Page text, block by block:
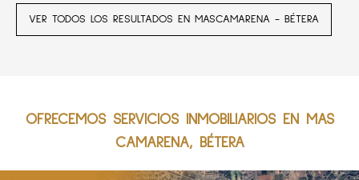
VER TODOS LOS RESULTADOS EN MASCAMARENA - BÉTERA
OFRECEMOS SERVICIOS INMOBILIARIOS EN MAS
CAMARENA, BÉTERA